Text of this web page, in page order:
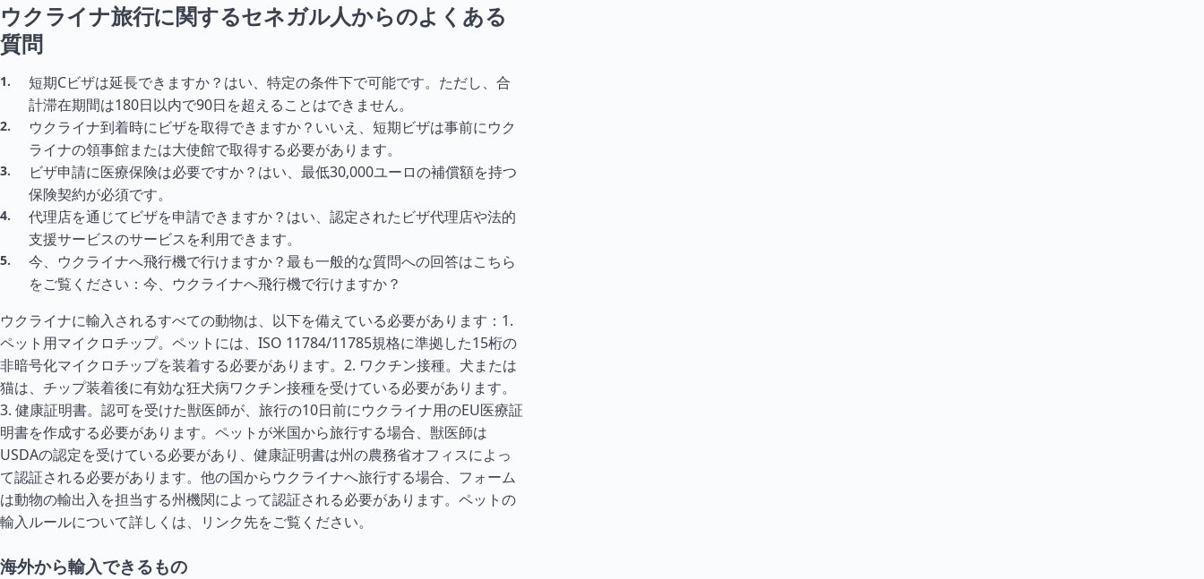
ウクライナ旅行に関するセネガル人からのよくある
質問
短期Cビザは延長できますか？はい、特定の条件下で可能です。ただし、合
計滞在期間は180日以内で90日を超えることはできません。
ウクライナ到着時にビザを取得できますか？いいえ、短期ビザは事前にウク
ライナの領事館または大使館で取得する必要があります。
ビザ申請に医療保険は必要ですか？はい、最低30,000ユーロの補償額を持つ
保険契約が必須です。
代理店を通じてビザを申請できますか？はい、認定されたビザ代理店や法的
支援サービスのサービスを利用できます。
今、ウクライナへ飛行機で行けますか？最も一般的な質問への回答はこちら
をご覧ください：今、ウクライナへ飛行機で行けますか？
ウクライナに輸入されるすべての動物は、以下を備えている必要があります：1.
ペット用マイクロチップ。ペットには、ISO 11784/11785規格に準拠した15桁の
非暗号化マイクロチップを装着する必要があります。2. ワクチン接種。犬または
猫は、チップ装着後に有効な狂犬病ワクチン接種を受けている必要があります。
3. 健康証明書。認可を受けた獣医師が、旅行の10日前にウクライナ用のEU医療証
明書を作成する必要があります。ペットが米国から旅行する場合、獣医師は
USDAの認定を受けている必要があり、健康証明書は州の農務省オフィスによっ
て認証される必要があります。他の国からウクライナへ旅行する場合、フォーム
は動物の輸出入を担当する州機関によって認証される必要があります。ペットの
輸入ルールについて詳しくは、リンク先をご覧ください。
海外から輸入できるもの